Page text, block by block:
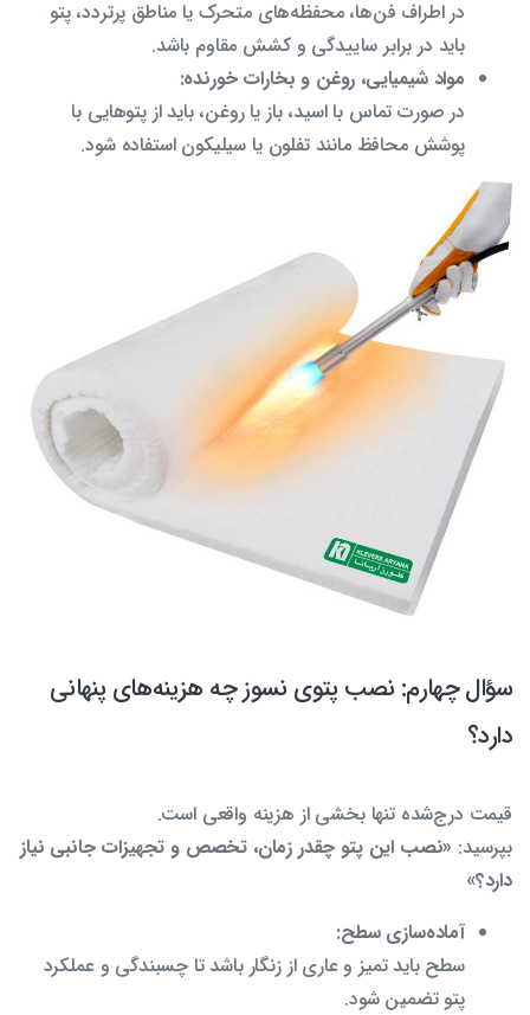
در اطراف فن‌ها، محفظه‌های متحرک یا مناطق پرتردد، پتو
باید در برابر ساییدگی و کشش مقاوم باشد.
مواد شیمیایی، روغن و بخارات خورنده:
در صورت تماس با اسید، باز یا روغن، باید از پتوهایی با
پوشش محافظ مانند تفلون یا سیلیکون استفاده شود.
سؤال چهارم: نصب پتوی نسوز چه هزینه‌های پنهانی
دارد؟
قیمت درج‌شده تنها بخشی از هزینه واقعی است.
بپرسید: «نصب این پتو چقدر زمان، تخصص و تجهیزات جانبی نیاز
دارد؟»
آماده‌سازی سطح:
سطح باید تمیز و عاری از زنگار باشد تا چسبندگی و عملکرد
پتو تضمین شود.